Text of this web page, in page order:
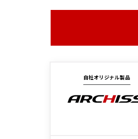
自社オリジナル製品